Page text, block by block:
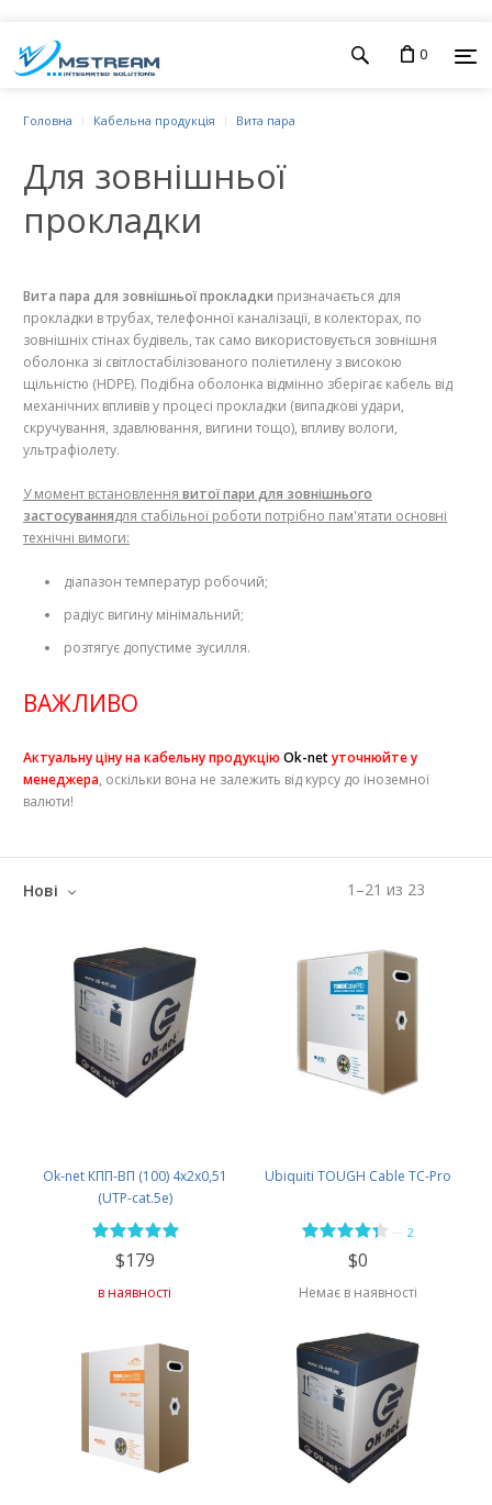
0
Головна Кабельна продукція Вита пара
Для зовнішньої
прокладки
Вита пара для зовнішньої прокладки призначається для
прокладки в трубах, телефонної каналізації, в колекторах, по
зовнішніх стінах будівель, так само використовується зовнішня
оболонка зі світлостабілізованого поліетилену з високою
щільністю (HDPE). Подібна оболонка відмінно зберігає кабель від
механічних впливів у процесі прокладки (випадкові удари,
скручування, здавлювання, вигини тощо), впливу вологи,
ультрафіолету.
У момент встановлення витої пари для зовнішнього
застосуваннядля стабільної роботи потрібно пам'ятати основні
технічні вимоги:
діапазон температур робочий;
радіус вигину мінімальний;
розтягує допустиме зусилля.
ВАЖЛИВО
Актуальну ціну на кабельну продукцію Ok-netуточнюйте у
менеджера, оскільки вона не залежить від курсу до іноземної
валюти!
1 –21 из 23
Нові
Ok-net КПП-ВП (100) 4х2х0,51
(UTP-cat.5е)
$179
в наявності
Ubiquiti TOUGH Cable TC-Pro
2
$0
Немає в наявності